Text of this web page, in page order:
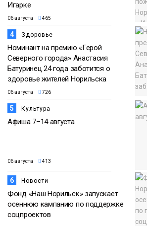
Игарке
06 августа 465
4 Здоровье
Номинант на премию «Герой
Северного города» Анастасия
Батуринец 24 года заботится о
здоровье жителей Норильска
06 августа 726
5 Культура
Афиша 7–14 августа
06 августа 413
6 Новости
Фонд «Наш Норильск» запускает
осеннюю кампанию по поддержке
соцпроектов